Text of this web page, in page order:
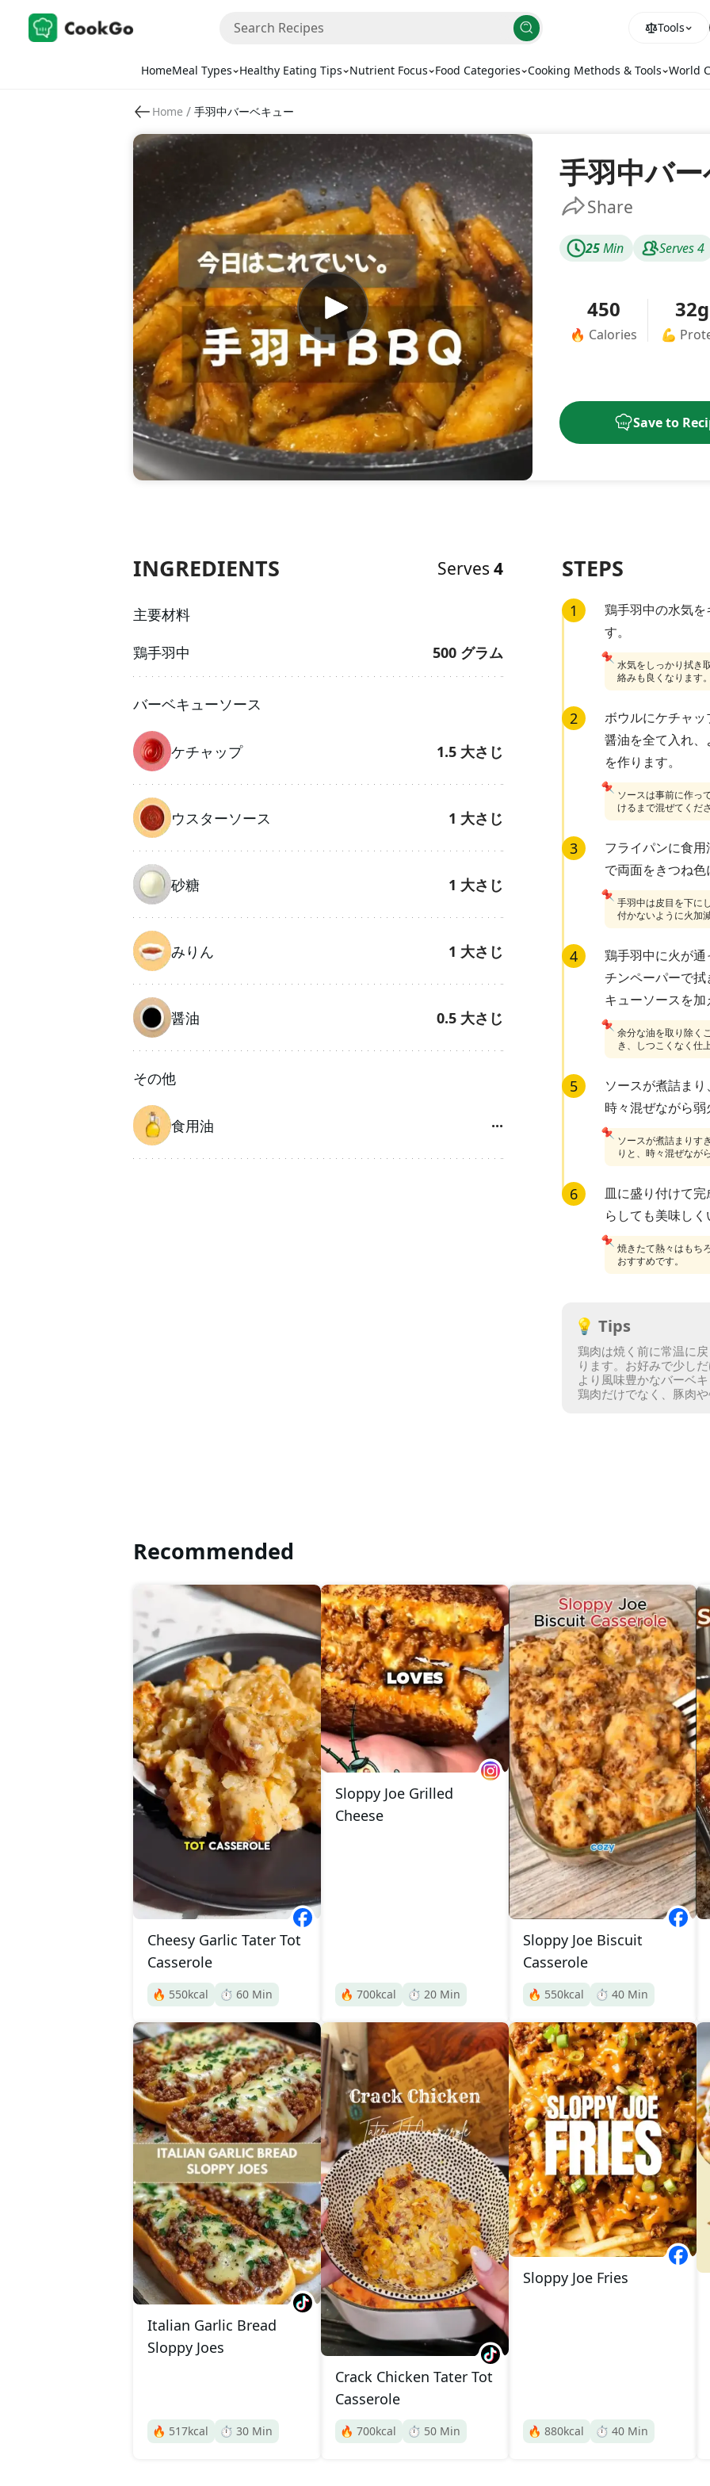
Tools
HomeMeal Types Healthy Eating Tips Nutrient Focus Food Categories Cooking Methods & Tools World
Home / 手羽中バーベキュー
手羽中バ
Share
25 Min Serves 4
450
🔥 Calories
32g
💪
Save to
INGREDIENTS Serves 4
主要材料
鶏手羽中
500 グラム
バーベキューソース
ケチャップ 1.5 大さじ
ウスターソース 1 大さじ
砂糖 1 大さじ
みりん 1 大さじ
醤油 0.5 大さじ
その他
食用油 ···
STEPS
1
鶏手羽中の水気
す。
水気をしっかり拭き
絡みも良くなります
📌
2
ボウルにケチャ
醤油を全て入れ
を作ります。
ソースは事前に作っ
けるまで混ぜてくだ
📌
3
フライパンに食
で両面をきつね
手羽中は皮目を下に
付かないように火加
📌
4
鶏手羽中に火が
チンペーパーで
キューソースを
余分な油を取り除く
き、しつこくなく仕
📌
5
ソースが煮詰ま
時々混ぜながら
ソースが煮詰まりす
りと、時々混ぜなが
📌
6
皿に盛り付けて
らしても美味し
焼きたて熱々はもち
おすすめです。
📌
💡 Tips
鶏肉は焼く前に常温に
ります。 お好みで少し
より風味豊かなバーベ
鶏肉だけでなく、豚肉
Recommended
Cheesy Garlic Tater Tot
Casserole
🔥 550kcal ⏱️ 60 Min
Sloppy Joe Grilled
Cheese
🔥 700kcal ⏱️ 20 Min
Sloppy Joe Biscuit
Casserole
🔥 550kcal ⏱️ 40 Min
Italian Garlic Bread
Sloppy Joes
🔥 517kcal ⏱️ 30 Min
Crack Chicken Tater Tot
Casserole
🔥 700kcal ⏱️ 50 Min
Sloppy Joe Fries
🔥 880kcal ⏱️ 40 Min